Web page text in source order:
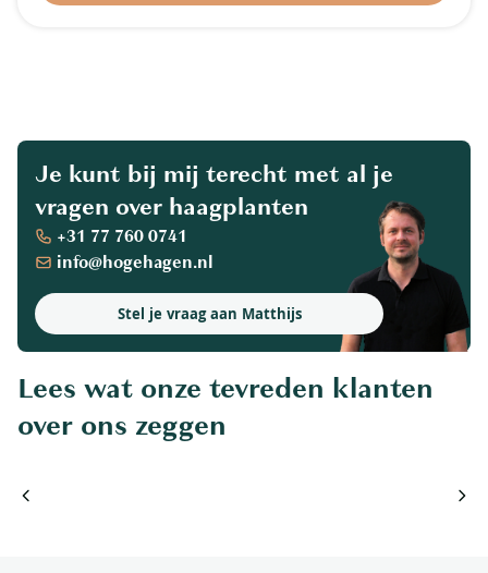
Je kunt bij mij terecht met al je
vragen over haagplanten
Stel je vraag aan Matthijs
+31 77 760 0741
info@hogehagen.nl
Lees wat onze tevreden klanten
over ons zeggen